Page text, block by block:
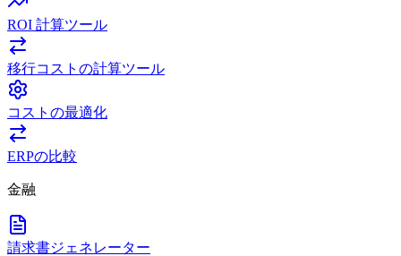
ROI 計算ツール
移行コストの計算ツール
コストの最適化
ERPの比較
金融
請求書ジェネレーター